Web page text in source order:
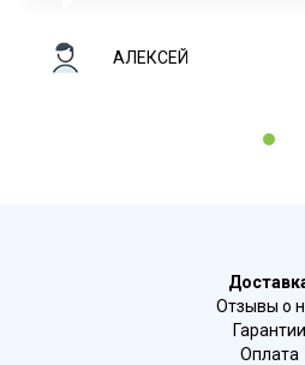
АЛЕКСЕЙ
1
Отзывы о
Гарантии
Оплата